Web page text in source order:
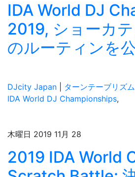
IDA World DJ
2019, ショーカ
のルーティンを
DJcity Japan ターンテーブリズム
IDA World DJ Championships,
木曜日 2019 11月 28
2019 IDA World